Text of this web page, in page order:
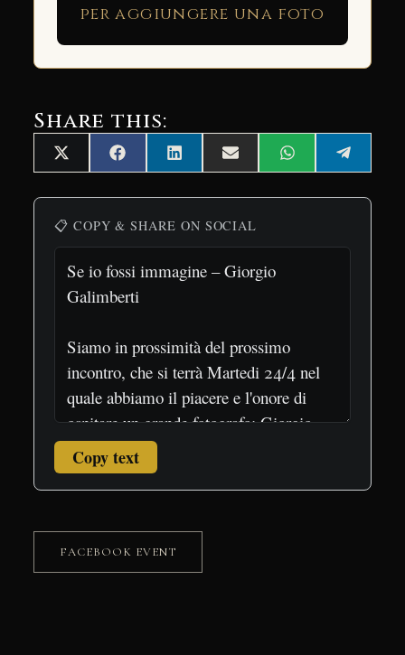
per aggiungere una foto
Share this:
Share
on
X
(Twitter)
Share
on
FacebookShare
on
LinkedInShare
on
Email Share
on
WhatsAppShare
on
📋 COPY & SHARE ON SOCIAL
Copy text
FACEBOOK EVENT